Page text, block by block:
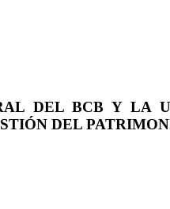
DEL BCB Y LA
DEL